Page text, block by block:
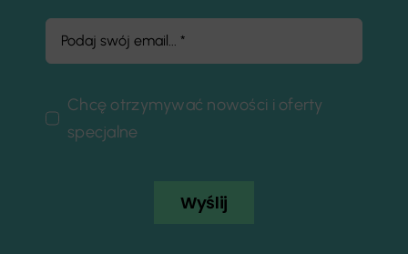
Chcę otrzymywać nowości i oferty
specjalne
Wyślij